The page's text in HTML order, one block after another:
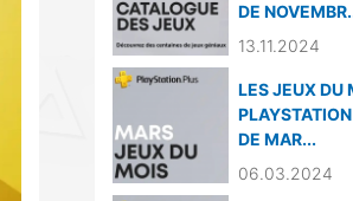
DE
13.11.2024
LES JEUX DU
DE MAR...
06.03.2024